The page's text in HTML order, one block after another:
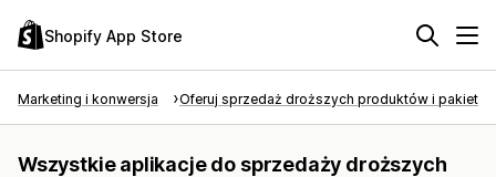
Shopify App Store
Marketing i konwersja Oferuj sprzedaż droższych produktów i
Wszystkie aplikacje do sprzedaży droższych